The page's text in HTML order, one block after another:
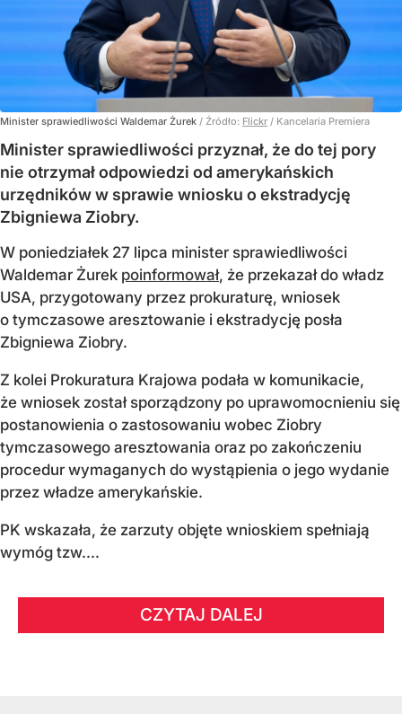
Minister sprawiedliwości Waldemar Żurek / Źródło: Flickr / Kancelaria Premiera
Minister sprawiedliwości przyznał, że do tej pory
nie otrzymał odpowiedzi od amerykańskich
urzędników w sprawie wniosku o ekstradycję
Zbigniewa Ziobry.
W poniedziałek 27 lipca minister sprawiedliwości
Waldemar Żurek poinformował, że przekazał do władz
USA, przygotowany przez prokuraturę, wniosek
o tymczasowe aresztowanie i ekstradycję posła
Zbigniewa Ziobry.
Z kolei Prokuratura Krajowa podała w komunikacie,
że wniosek został sporządzony po uprawomocnieniu się
postanowienia o zastosowaniu wobec Ziobry
tymczasowego aresztowania oraz po zakończeniu
procedur wymaganych do wystąpienia o jego wydanie
przez władze amerykańskie.
PK wskazała, że zarzuty objęte wnioskiem spełniają
wymóg tzw....
CZYTAJ DALEJ